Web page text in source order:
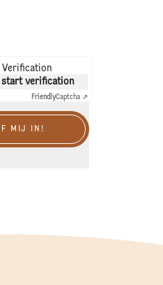
start verification
FriendlyCaptcha ⇗
MIJ IN!